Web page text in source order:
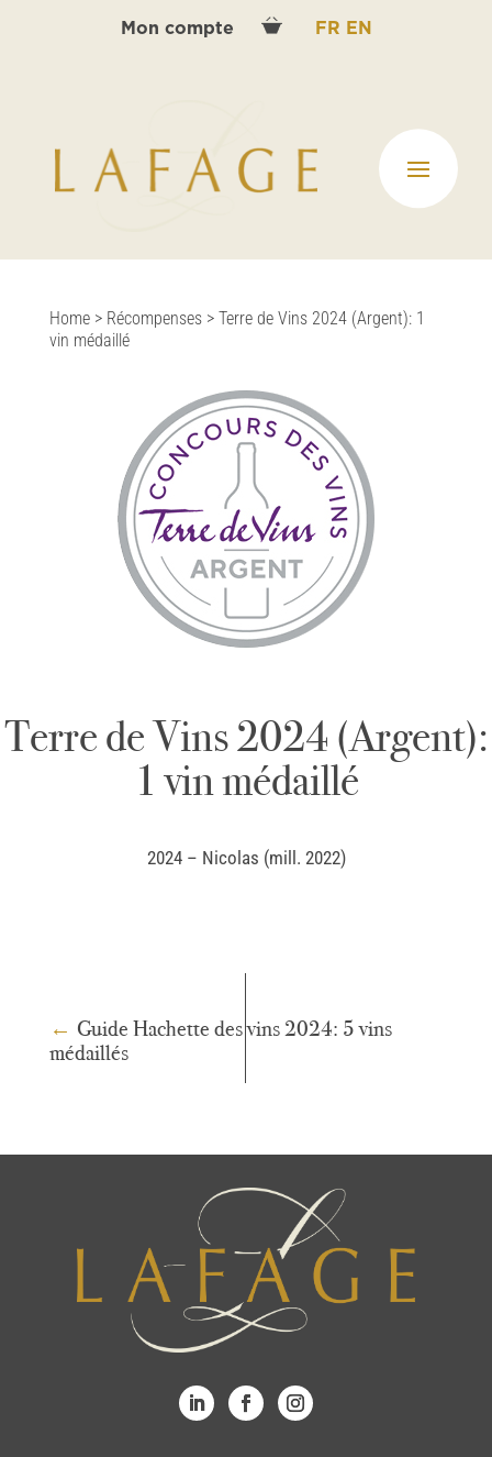
Mon compte FR EN
Home> Récompenses> Terre de Vins 2024 (Argent): 1
vin médaillé
Terre de Vins 2024 (Argent):
1 vin médaillé
2024 – Nicolas (mill. 2022)
← Guide Hachette des vins 2024: 5 vins
médaillés